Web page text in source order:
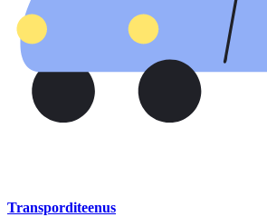
Transporditeenus